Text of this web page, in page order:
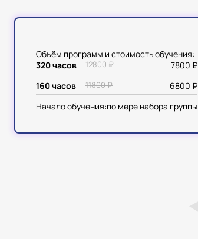
Объём программ и стоимость обучения:
320 часов
12800 ₽
7800 ₽
160 часов
11800 ₽
6800 ₽
Начало обучения:по мере набора группы